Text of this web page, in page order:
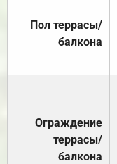
Пол террасы/
балкона
Ограждение
террасы/
балкона